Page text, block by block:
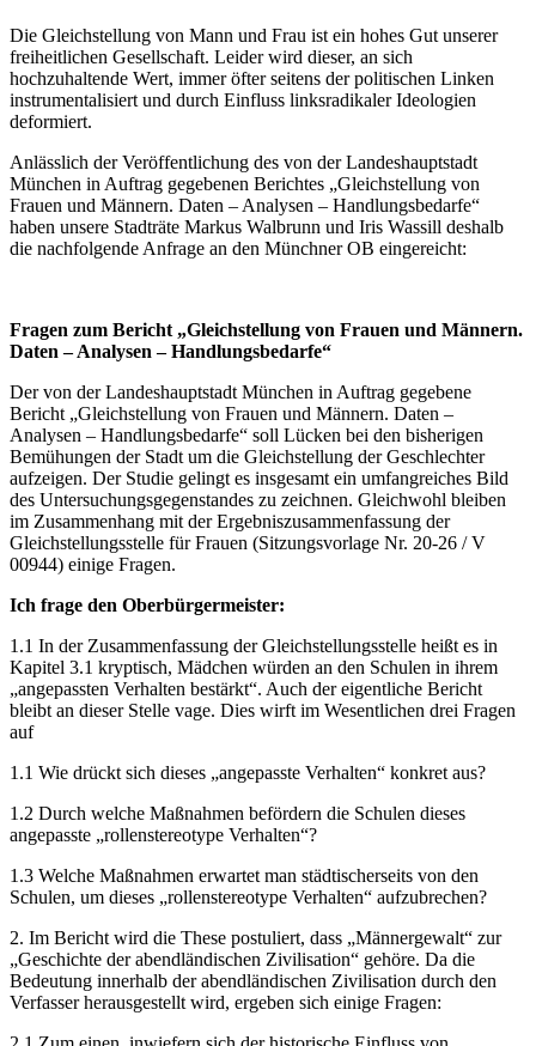
Die Gleichstellung von Mann und Frau ist ein hohes Gut unserer
freiheitlichen Gesellschaft. Leider wird dieser, an sich
hochzuhaltende Wert, immer öfter seitens der politischen Linken
instrumentalisiert und durch Einfluss linksradikaler Ideologien
deformiert.
Anlässlich der Veröffentlichung des von der Landeshauptstadt
München in Auftrag gegebenen Berichtes „Gleichstellung von
Frauen und Männern. Daten – Analysen – Handlungsbedarfe“
haben unsere Stadträte Markus Walbrunn und Iris Wassill deshalb
die nachfolgende Anfrage an den Münchner OB eingereicht:
Fragen zum Bericht „Gleichstellung von Frauen und Männern.
Daten – Analysen – Handlungsbedarfe“
Der von der Landeshauptstadt München in Auftrag gegebene
Bericht „Gleichstellung von Frauen und Männern. Daten –
Analysen – Handlungsbedarfe“ soll Lücken bei den bisherigen
Bemühungen der Stadt um die Gleichstellung der Geschlechter
aufzeigen. Der Studie gelingt es insgesamt ein umfangreiches Bild
des Untersuchungsgegenstandes zu zeichnen. Gleichwohl bleiben
im Zusammenhang mit der Ergebniszusammenfassung der
Gleichstellungsstelle für Frauen (Sitzungsvorlage Nr. 20-26 / V
00944) einige Fragen.
Ich frage den Oberbürgermeister:
1.1 In der Zusammenfassung der Gleichstellungsstelle heißt es in
Kapitel 3.1 kryptisch, Mädchen würden an den Schulen in ihrem
„angepassten Verhalten bestärkt“. Auch der eigentliche Bericht
bleibt an dieser Stelle vage. Dies wirft im Wesentlichen drei Fragen
auf
1.1 Wie drückt sich dieses „angepasste Verhalten“ konkret aus?
1.2 Durch welche Maßnahmen befördern die Schulen dieses
angepasste „rollenstereotype Verhalten“?
1.3 Welche Maßnahmen erwartet man städtischerseits von den
Schulen, um dieses „rollenstereotype Verhalten“ aufzubrechen?
2. Im Bericht wird die These postuliert, dass „Männergewalt“ zur
„Geschichte der abendländischen Zivilisation“ gehöre. Da die
Bedeutung innerhalb der abendländischen Zivilisation durch den
Verfasser herausgestellt wird, ergeben sich einige Fragen: